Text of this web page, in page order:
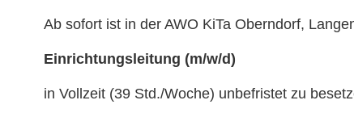
Ab sofort ist in der AWO KiTa Oberndorf,
Einrichtungsleitung (m/w/d)
in Vollzeit (39 Std./Woche) unbefristet zu